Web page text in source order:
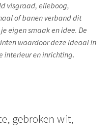
visgraad, elleboog,
of banen verband dit
eigen smaak en idee. De
waardoor deze ideaal in
interieur en inrichting.
gebroken wit,